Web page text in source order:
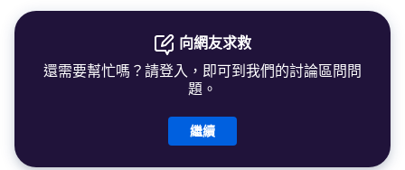
向網友求救
還需要幫忙嗎？請登入，即可到我們的討論區問問
題。
繼續